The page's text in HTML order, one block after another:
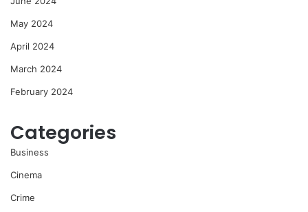
May 2024
April 2024
March 2024
February 2024
Categories
Business
Cinema
Crime